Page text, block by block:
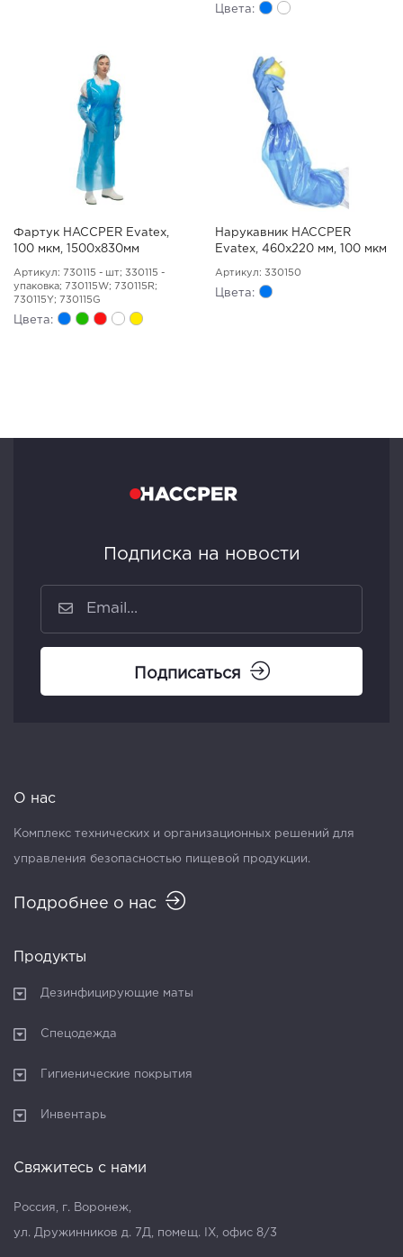
Цвета:
Фартук HACCPER Evatex,
100 мкм, 1500х830мм
Артикул: 730115 - шт; 330115 -
упаковка; 730115W; 730115R;
730115Y; 730115G
Цвета:
Нарукавник HACCPER
Evatex, 460х220 мм, 100 мкм
Артикул: 330150
Цвета:
Подписка на новости
Подписаться
О нас
Комплекс технических и организационных решений для
управления безопасностью пищевой продукции.
Подробнее о нас
Продукты
Дезинфицирующие маты
Спецодежда
Гигиенические покрытия
Инвентарь
Свяжитесь с нами
Россия, г. Воронеж,
ул. Дружинников д. 7Д, помещ. IX, офис 8/3